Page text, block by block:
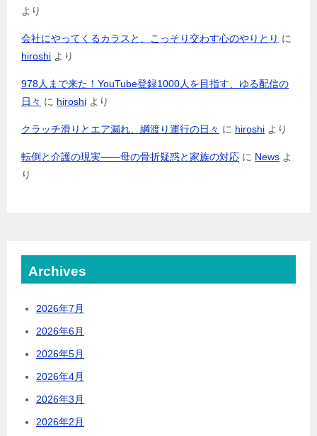
より
会社にやってくるカラスと、こっそり交わす心のやりとり に
hiroshi より
978人まで来た！YouTube登録1000人を目指す、ゆる配信の
日々 に hiroshi より
クラッチ滑りとエア漏れ、綱渡り運行の日々 に hiroshi より
転倒と介護の現実――母の骨折疑惑と家族の対応 に News よ
り
Archives
2026年7月
2026年6月
2026年5月
2026年4月
2026年3月
2026年2月